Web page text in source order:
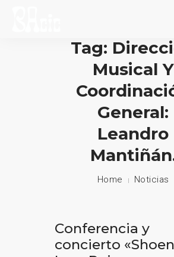
Tag:
Musical Y
General:
Leandro
Home Noticias
Conferencia y
concierto